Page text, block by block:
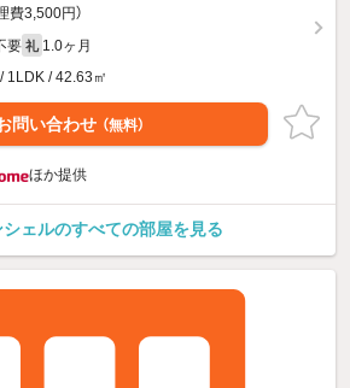
費3,500円）
要 礼 1.0ヶ月
1LDK / 42.63㎡
問い合わせ （無料）
ほか提供
ェルのすべての部屋を見る